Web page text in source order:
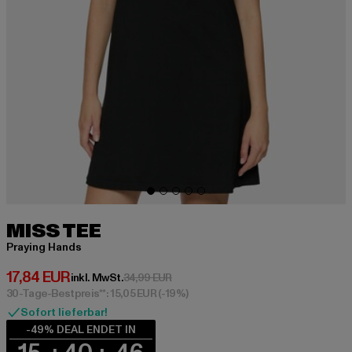
MISS TEE
Praying Hands
17,84 EUR
Derzeitiger Preis: 17,84 EUR
inkl. MwSt.34,99 EURAktionspreis: 34,99 EUR
30-Tage-Bestpreis**: 15,05 EUR(-19%)
Sofort lieferbar!
-49% DEAL ENDET IN